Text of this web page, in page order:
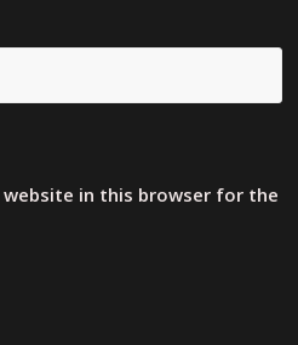
website in this browser for the